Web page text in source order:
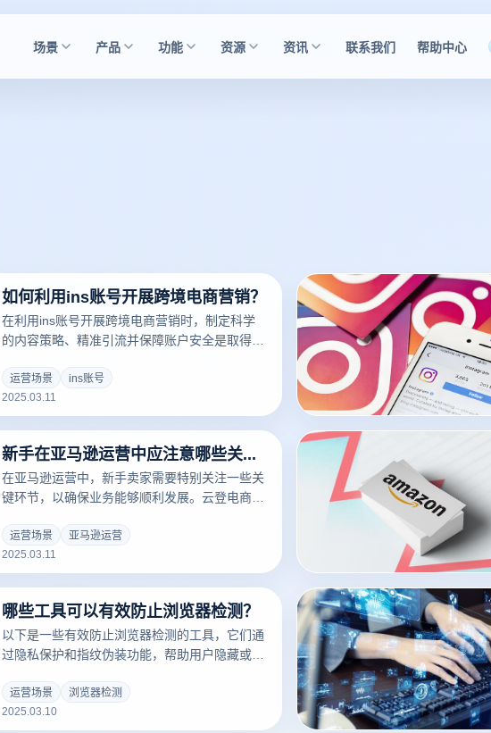
场景 产品 功能 资源 资讯 联系我们 帮助中心
如何利用ins账号开展跨境电商营销？
在利用ins账号开展跨境电商营销时，制定科学
的内容策略、精准引流并保障账户安全是取得成
关联操作及自动化功能，能够助力卖家更高效地
在Instagram平台推广产品。以下是具体的营销
策略及云登指纹浏览器的应用方法：
运营场景
ins账号
2025.03.11
新手在亚马逊运营中应注意哪些关键点？
在亚马逊运营中，新手卖家需要特别关注一些关
键环节，以确保业务能够顺利发展。云登电商浏
是在多账户管理、安全性、防关联风险和自动化
操作方面。以下是新手卖家在亚马逊运营中应特
别注意的几个要点：
运营场景
亚马逊运营
2025.03.11
哪些工具可以有效防止浏览器检测？
以下是一些有效防止浏览器检测的工具，它们通
过隐私保护和指纹伪装功能，帮助用户隐藏或随
风险：
运营场景
浏览器检测
2025.03.10